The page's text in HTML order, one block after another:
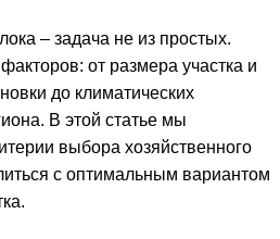
– задача не из простых.
от размера участка и
до климатических
В этой статье мы
выбора хозяйственного
с оптимальным вариантом